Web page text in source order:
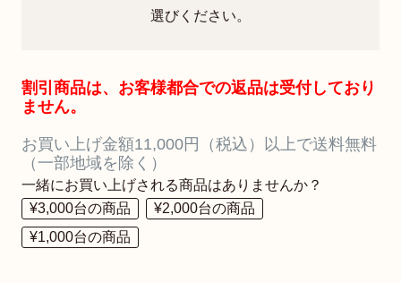
選びください。
割引商品は、お客様都合での返品は受付しており
ません。
お買い上げ金額11,000円（税込）以上で送料無料
（一部地域を除く）
一緒にお買い上げされる商品はありませんか？
¥3,000台の商品
¥2,000台の商品
¥1,000台の商品